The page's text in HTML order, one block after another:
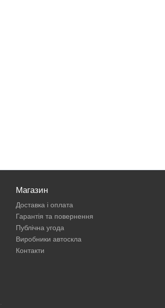
Магазин
Доставка і оплата
Гарантія та повернення
Публічна угода
Виробники автоскла
Контакти